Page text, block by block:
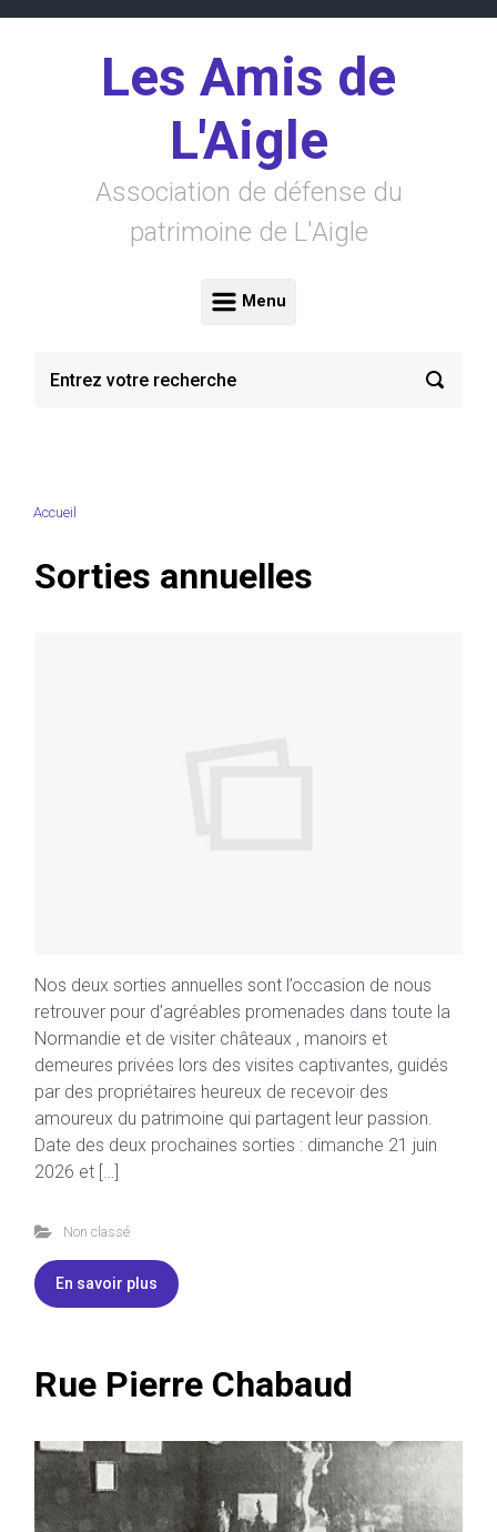
Les Amis de
L'Aigle
Association de défense du
patrimoine de L'Aigle
Menu
Accueil
Sorties annuelles
Nos deux sorties annuelles sont l’occasion de nous
retrouver pour d’agréables promenades dans toute la
Normandie et de visiter châteaux , manoirs et
demeures privées lors des visites captivantes, guidés
par des propriétaires heureux de recevoir des
amoureux du patrimoine qui partagent leur passion.
Date des deux prochaines sorties : dimanche 21 juin
2026 et […]
Non classé
En savoir plus
Rue Pierre Chabaud